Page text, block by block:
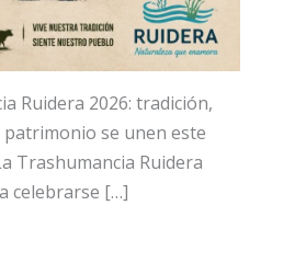
Ruidera 2026: tradición,
se unen este
Trashumancia Ruidera
celebrarse […]